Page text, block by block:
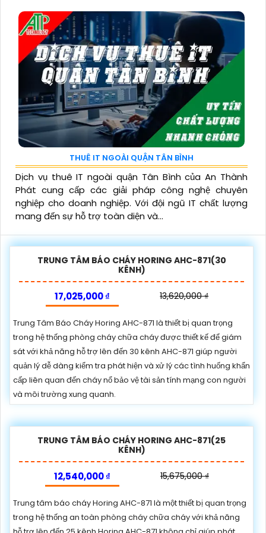
THUÊ IT NGOÀI QUẬN TÂN BÌNH
Dịch vụ thuê IT ngoài quận Tân Bình của An Thành
Phát cung cấp các giải pháp công nghệ chuyên
nghiệp cho doanh nghiệp. Với đội ngũ IT chất lượng
mang đến sự hỗ trợ toàn diện và...
TRUNG TÂM BÁO CHÁY HORING AHC-871(30
KÊNH)
17,025,000 ₫ 13,620,000 ₫
Trung Tâm Báo Cháy Horing AHC-871 là thiết bị quan trọng
trong hệ thống phòng cháy chữa cháy được thiết kế để giám
sát với khả năng hỗ trợ lên đến 30 kênh AHC-871 giúp người
quản lý dễ dàng kiểm tra phát hiện và xử lý các tình huống khẩn
cấp liên quan đến cháy nổ bảo vệ tài sản tính mạng con người
và môi trường xung quanh.
TRUNG TÂM BÁO CHÁY HORING AHC-871(25
KÊNH)
12,540,000 ₫ 15,675,000 ₫
Trung tâm báo cháy Horing AHC-871 là một thiết bị quan trọng
trong hệ thống an toàn phòng cháy chữa cháy với khả năng